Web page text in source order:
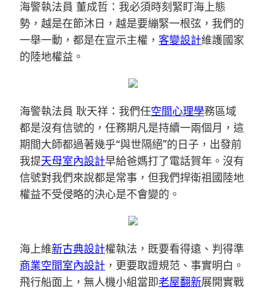
海警執法員 董成哲：我必須時刻緊盯海上態
勢，越是在節沐日，越是要繃緊一根弦，我們的
一舉一動，都是在宣示主權， 客變設計維護國家
的陸地權益。
海警執法員 耿天祥：我們任空間心理學務區域
都是沒有信號的，任務期凡是持續一兩個月，這
期間大師都過著幾乎“與世隔絕”的日子，出發前
我提天母室內設計早給爸媽打了電話賀年。沒有
信號對我們來說都是常事，但我們捍衛祖國陸地
權益不受侵略的決心是不會變的。
海上維新古典設計權執法，既要看得遠、判得準
商業空間室內設計 ，更要取證規范、事實明白。
飛行船面上，無人機小組當即老屋翻新展開實戰